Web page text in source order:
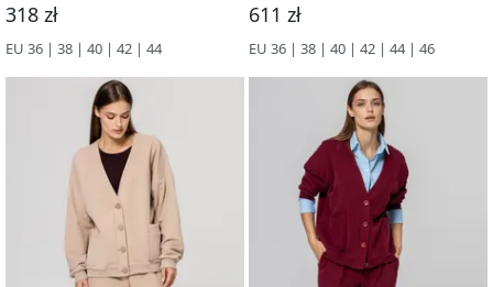
318 zł
EU 36 | 38 | 40 | 42 | 44
611 zł
EU 36 | 38 | 40 | 42 | 44 | 46